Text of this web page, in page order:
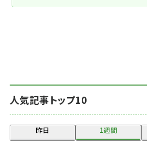
人気記事トップ10
昨日 1週間